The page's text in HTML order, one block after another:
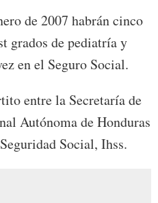
de 2007 habrán cinco
grados de pediatría y
en el Seguro Social.
entre la Secretaría de
Autónoma de Honduras
Social, Ihss.